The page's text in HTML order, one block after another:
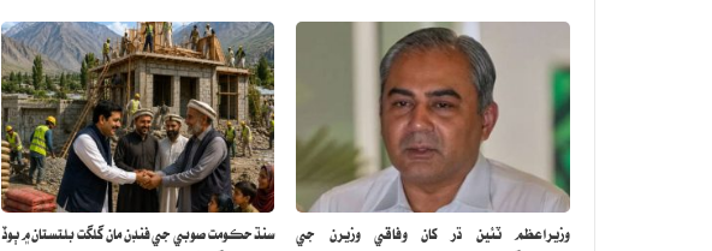
وزيراعظم ٽئين ڌر کان وفاقي وزيرن جي
سنڌ حڪومت صوبي جي فنڊن مان گلگت بلتستان ۾ ٻوڏ